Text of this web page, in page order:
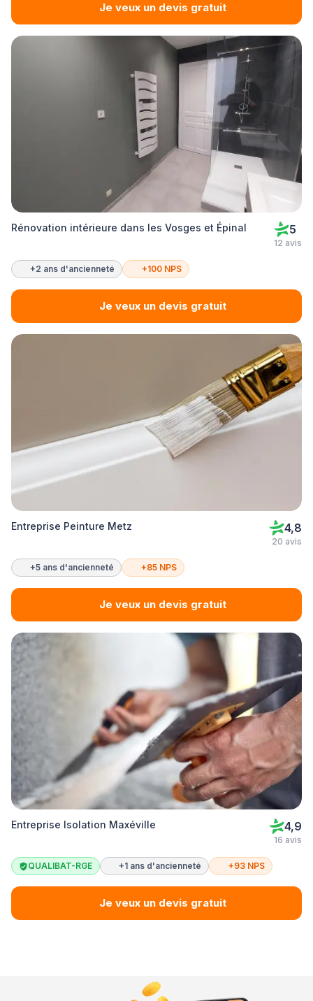
Je veux un devis gratuit
Rénovation intérieure dans les Vosges et Épinal 5
12 avis
+2 ans d'ancienneté +100 NPS
Je veux un devis gratuit
Entreprise Peinture Metz 4,8
20 avis
+5 ans d'ancienneté +85 NPS
Je veux un devis gratuit
Entreprise Isolation Maxéville 4,9
16 avis
QUALIBAT-RGE +1 ans d'ancienneté +93 NPS
Je veux un devis gratuit